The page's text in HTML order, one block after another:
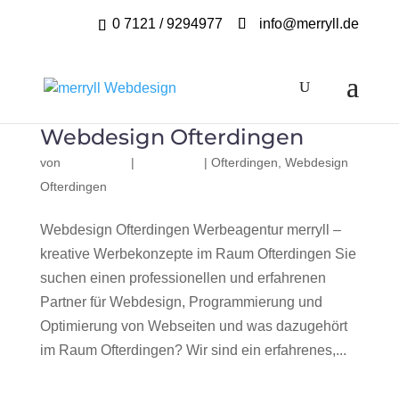
0 7121 / 9294977 info@merryll.de
Webdesign Ofterdingen
von | | Ofterdingen Webdesign
Ofterdingen
Webdesign Ofterdingen Werbeagentur merryll –
kreative Werbekonzepte im Raum Ofterdingen Sie
suchen einen professionellen und erfahrenen
Partner für Webdesign, Programmierung und
Optimierung von Webseiten und was dazugehört
im Raum Ofterdingen? Wir sind ein erfahrenes,...